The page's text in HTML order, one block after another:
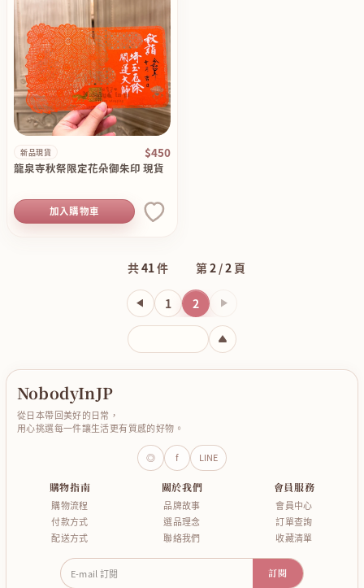
新品現貨 $450
龍泉寺秋祭限定花朵御朱印 現貨
加入購物車
共41件 第2 /2 頁
1 2 下一頁
輸入頁碼
NobodyInJP
從日本帶回美好的日常，
用心挑選每一件讓生活更有質感的好物。
◎ f LINE
購物指南
購物流程
付款方式
配送方式
關於我們
品牌故事
選品理念
聯絡我們
會員服務
會員中心
訂單查詢
收藏清單
E-mail 訂閱 訂閱